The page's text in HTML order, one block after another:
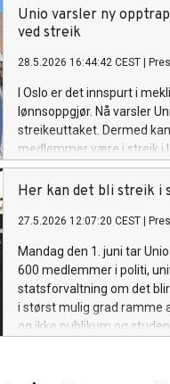
forhandlingsleder Geir
Unio varsler ny
ved streik
28.5.2026 16:44:42 CEST
I Oslo er det innspurt i
lønnsoppgjør. Nå varsler
streikeuttaket. Dermed
medlemmer være i streik i
tid dersom partene ikke
Her kan det bli streik i
27.5.2026 12:07:20 CEST
Mandag den 1. juni tar
600 medlemmer i politi,
statsforvaltning om det blir
i størst mulig grad ramme
og ikke publikum og